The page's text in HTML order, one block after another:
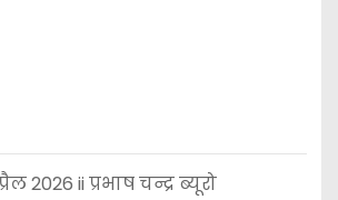
2026 ii प्रभाष चन्द्र ब्यूरो